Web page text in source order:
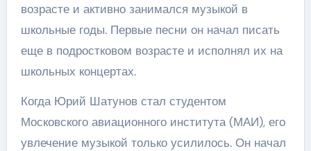
возрасте и активно занимался музыкой в
школьные годы. Первые песни он начал писать
еще в подростковом возрасте и исполнял их на
школьных концертах.
Когда Юрий Шатунов стал студентом
Московского авиационного института (МАИ), его
увлечение музыкой только усилилось. Он начал